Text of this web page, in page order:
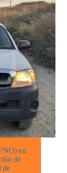
en
de
de